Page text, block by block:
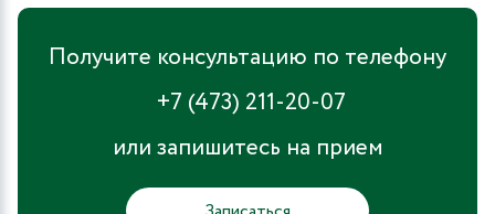
Получите консультацию по телефону
+7 (473) 211-20-07
или запишитесь на прием